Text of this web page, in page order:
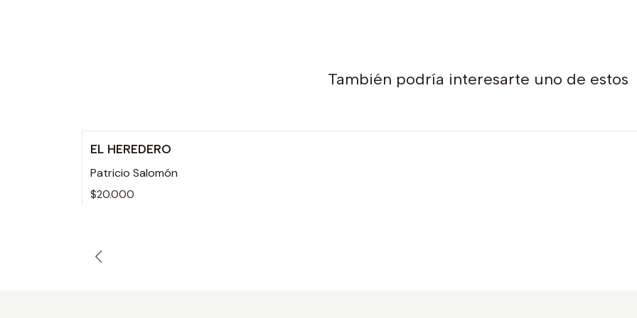
También podría interesarte uno de estos
EL HEREDERO
Patricio Salomón
$20.000